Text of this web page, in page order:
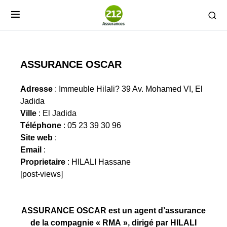
ASSURANCE OSCAR
Adresse : Immeuble Hilali? 39 Av. Mohamed VI, El
Jadida
Ville : El Jadida
Téléphone : 05 23 39 30 96
Site web :
Email :
Proprietaire : HILALI Hassane
[post-views]
ASSURANCE OSCAR est un agent d’assurance
de la compagnie « RMA », dirigé par HILALI